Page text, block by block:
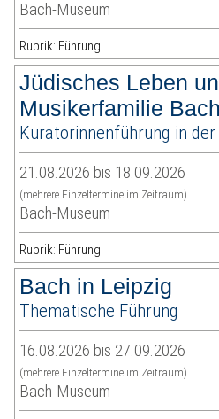
Bach-Museum
Rubrik: Führung
Jüdisches Leben
Musikerfamilie Bach
Kuratorinnenführung in
21.08.2026 bis 18.09.2026
(mehrere Einzeltermine im Zeitraum)
Bach-Museum
Rubrik: Führung
Bach in Leipzig
Thematische Führung
16.08.2026 bis 27.09.2026
(mehrere Einzeltermine im Zeitraum)
Bach-Museum